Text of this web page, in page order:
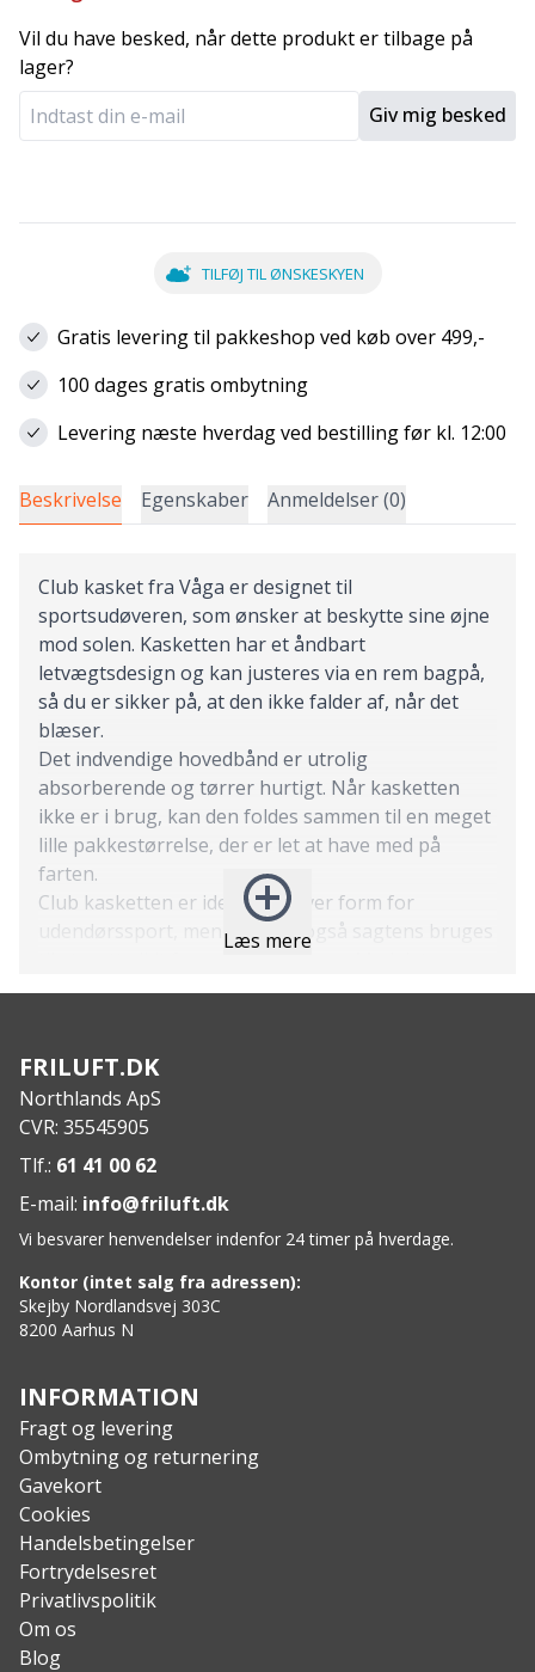
Vil du have besked, når dette produkt er tilbage på
lager?
Giv mig besked
TILFØJ TIL ØNSKESKYEN
Gratis levering til pakkeshop ved køb over 499,-
100 dages gratis ombytning
Levering næste hverdag ved bestilling før kl. 12:00
Beskrivelse Egenskaber Anmeldelser (0)
Læs mere
Club kasket fra Våga er designet til
sportsudøveren, som ønsker at beskytte sine øjne
mod solen. Kasketten har et åndbart
letvægtsdesign og kan justeres via en rem bagpå,
så du er sikker på, at den ikke falder af, når det
blæser.
Det indvendige hovedbånd er utrolig
absorberende og tørrer hurtigt. Når kasketten
ikke er i brug, kan den foldes sammen til en meget
lille pakkestørrelse, der er let at have med på
farten.
Club kasketten er ideel til enhver form for
udendørssport, men den kan også sagtens bruges
komfortable, åndbare og lette design bliver den
Designet til løb, vandsport, racing, hverdag, mm.
Justerbar rem bagpå
Meget absorberende indre hovedbånd
Ekstremt let og foldbart design
Specs:
Vægt: 60 g
Materiale: 100% polyester
Åndbarhed: 4/5
Isolering: 1/5
Vandresistent: 1/5
FRILUFT.DK
Northlands ApS
CVR: 35545905
Tlf.: 61 41 00 62
E-mail: info@friluft.dk
Vi besvarer henvendelser indenfor 24 timer på hverdage.
Kontor (intet salg fra adressen):
Skejby Nordlandsvej 303C
8200 Aarhus N
INFORMATION
Fragt og levering
Ombytning og returnering
Gavekort
Cookies
Handelsbetingelser
Fortrydelsesret
Privatlivspolitik
Om os
Blog